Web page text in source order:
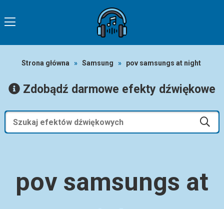
Strona główna » Samsung » pov samsungs at night
Zdobądź darmowe efekty dźwiękowe
pov samsungs at